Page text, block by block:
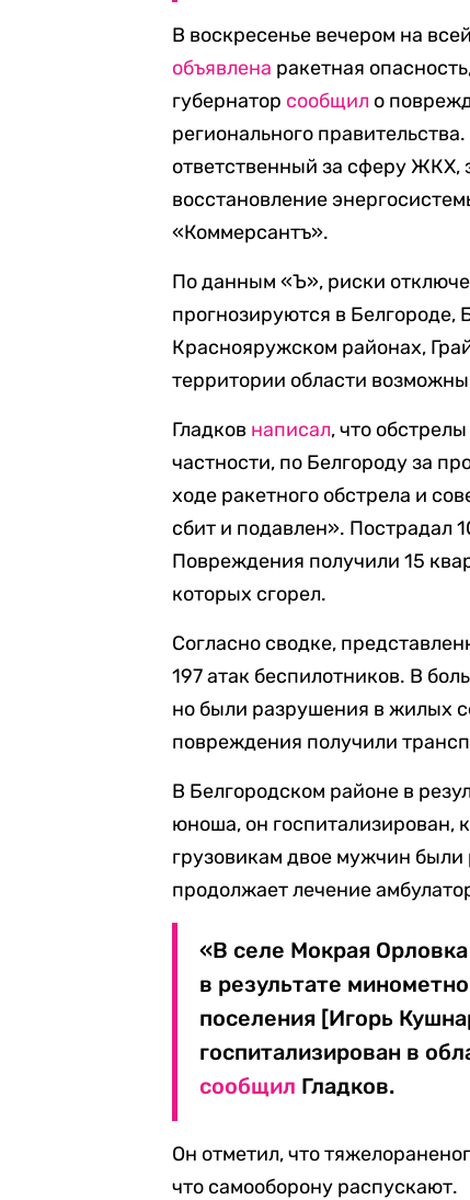
В воскресенье вечером на
объявлена ракетная
губернатор сообщил о
регионального
ответственный за сферу ЖКХ,
восстановление
«Коммерсантъ».
По данным «Ъ», риски
прогнозируются в Белгороде,
Краснояружском районах,
территории области
Гладков написал, что
частности, по Белгороду за
ходе ракетного обстрела и
сбит и подавлен». Пострадал
Повреждения получили 15
которых сгорел.
Согласно сводке,
197 атак беспилотников. В
но были разрушения в жилых
повреждения получили
В Белгородском районе в
юноша, он госпитализирован,
грузовикам двое мужчин были
продолжает лечение
«В селе Мокрая
в результате
поселения [Игорь
госпитализирован в
сообщил Гладков.
Он отметил, что
что самооборону распускают.